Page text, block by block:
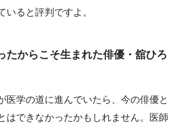
いると評判ですよ。
たからこそ生まれた俳優・舘ひろ
医学の道に進んでいたら、今の俳優と
はできなかったかもしれません。医師